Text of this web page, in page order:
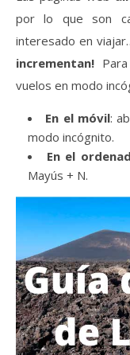
por lo que son
interesado en
incrementan!
vuelos en modo
En el móvil:
modo incógnito.
En el
Mayús + N.